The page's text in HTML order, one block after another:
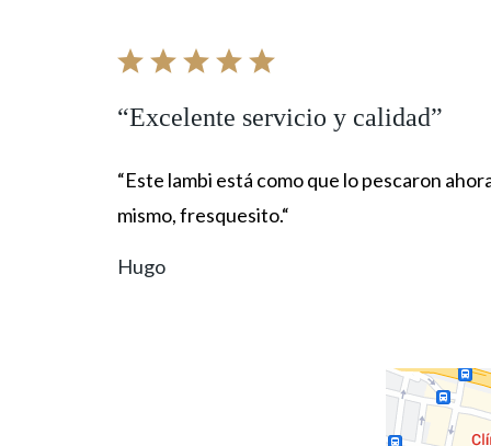
“Excelente servicio y calidad”
“Este lambi está como que lo pescaron
mismo, fresquesito.“
Hugo